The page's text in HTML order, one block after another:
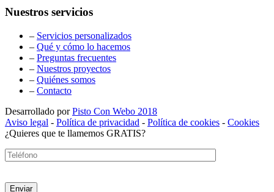
Nuestros servicios
– Servicios personalizados
– Qué y cómo lo hacemos
– Preguntas frecuentes
– Nuestros proyectos
– Quiénes somos
– Contacto
Desarrollado porPisto Con Webo 2018
Aviso legal - Política de privacidad - Política de cookies - Cookies
¿Quieres que te llamemos GRATIS?